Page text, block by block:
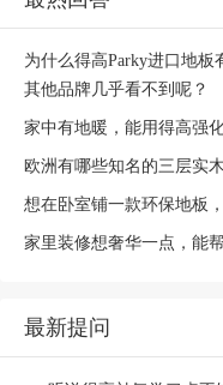
为什么得高Parky进口地板
其他品牌几乎看不到呢？
家中有地暖，能用得高强
欧洲有哪些知名的三层实
想在卧室铺一款环保地板
家里装修想奢华一点，能
最新提问